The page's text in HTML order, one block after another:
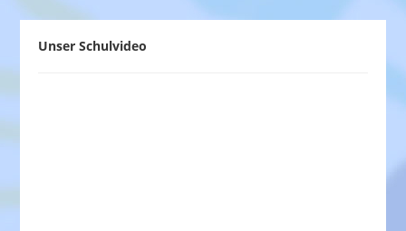
Unser Schulvideo